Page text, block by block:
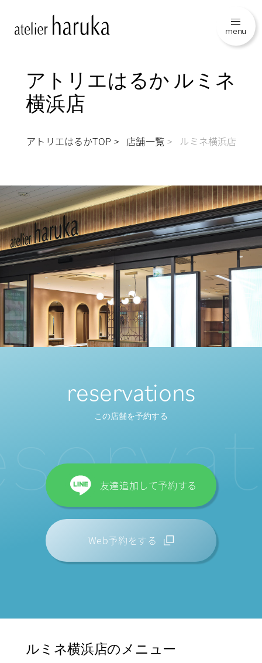
menu
アトリエはるか ルミネ
横浜店
アトリエはるかTOP 店舗一覧 ルミネ横浜店
reservations
この店舗を予約する
友達追加して予約する
Web予約をする
ervati
ルミネ横浜店のメニュー